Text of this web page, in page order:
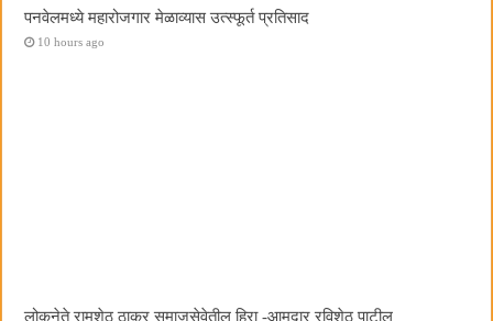
पनवेलमध्ये महारोजगार मेळाव्यास उत्स्फूर्त प्रतिसाद
10 hours ago
लोकनेते रामशेठ ठाकूर समाजसेवेतील हिरा -आमदार रविशेठ पाटील